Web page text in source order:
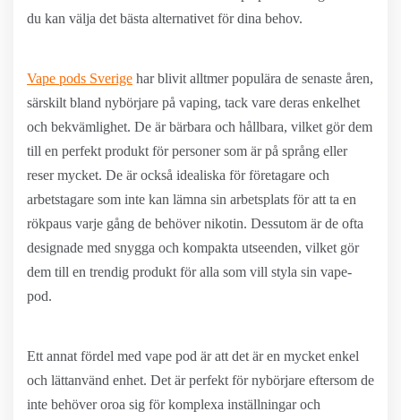
du kan välja det bästa alternativet för dina behov.
Vape pods Sverige har blivit alltmer populära de senaste åren,
särskilt bland nybörjare på vaping, tack vare deras enkelhet
och bekvämlighet. De är bärbara och hållbara, vilket gör dem
till en perfekt produkt för personer som är på språng eller
reser mycket. De är också idealiska för företagare och
arbetstagare som inte kan lämna sin arbetsplats för att ta en
rökpaus varje gång de behöver nikotin. Dessutom är de ofta
designade med snygga och kompakta utseenden, vilket gör
dem till en trendig produkt för alla som vill styla sin vape-
pod.
Ett annat fördel med vape pod är att det är en mycket enkel
och lättanvänd enhet. Det är perfekt för nybörjare eftersom de
inte behöver oroa sig för komplexa inställningar och